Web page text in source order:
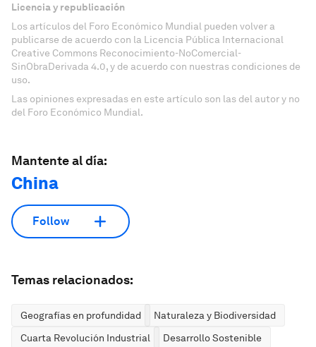
Licencia y republicación
Los artículos del Foro Económico Mundial pueden volver a
publicarse de acuerdo con la Licencia Pública Internacional
Creative Commons Reconocimiento-NoComercial-
SinObraDerivada 4.0, y de acuerdo con nuestras condiciones de
uso.
Las opiniones expresadas en este artículo son las del autor y no
del Foro Económico Mundial.
Mantente al día:
China
Follow
Temas relacionados:
Geografías en profundidad
Naturaleza y Biodiversidad
Cuarta Revolución Industrial
Desarrollo Sostenible